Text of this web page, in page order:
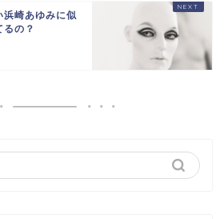
浜崎あゆみに似
の？